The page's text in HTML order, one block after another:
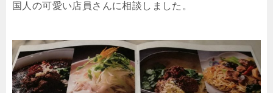
国人の可愛い店員さんに相談しました。